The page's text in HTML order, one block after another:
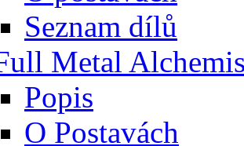
Seznam dílů
Metal
Popis
O Postavách